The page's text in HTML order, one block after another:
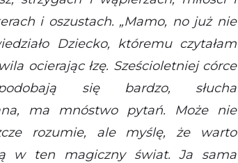
i oszustach. „Mamo, no już nie
Dziecko, któremu czytałam
ocierając łzę. Sześcioletniej córce
się bardzo, słucha
ma mnóstwo pytań. Może nie
rozumie, ale myślę, że warto
w ten magiczny świat. Ja sama